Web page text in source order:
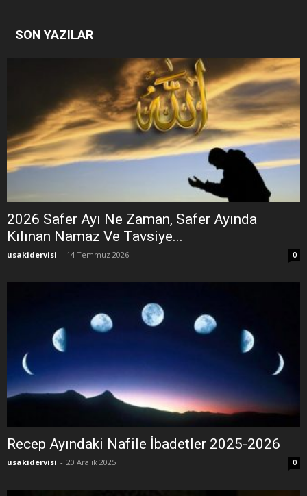
SON YAZILAR
2026 Safer Ayı Ne Zaman, Safer Ayında
Kılınan Namaz Ve Tavsiye...
usakidervisi - 14 Temmuz 2026 0
Recep Ayındaki Nafile İbadetler 2025-2026
usakidervisi - 20 Aralık 2025 0